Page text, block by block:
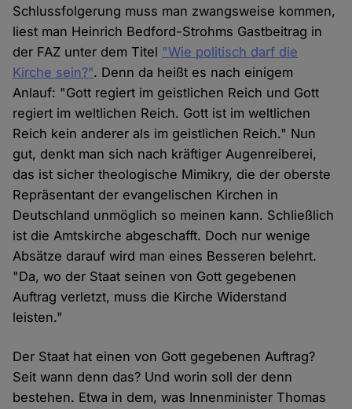
Schlussfolgerung muss man zwangsweise kommen,
liest man Heinrich Bedford-Strohms Gastbeitrag in
der FAZ unter dem Titel "Wie politisch darf die
Kirche sein?". Denn da heißt es nach einigem
Anlauf: "Gott regiert im geistlichen Reich und Gott
regiert im weltlichen Reich. Gott ist im weltlichen
Reich kein anderer als im geistlichen Reich." Nun
gut, denkt man sich nach kräftiger Augenreiberei,
das ist sicher theologische Mimikry, die der oberste
Repräsentant der evangelischen Kirchen in
Deutschland unmöglich so meinen kann. Schließlich
ist die Amtskirche abgeschafft. Doch nur wenige
Absätze darauf wird man eines Besseren belehrt.
"Da, wo der Staat seinen von Gott gegebenen
Auftrag verletzt, muss die Kirche Widerstand
leisten."
Der Staat hat einen von Gott gegebenen Auftrag?
Seit wann denn das? Und worin soll der denn
bestehen. Etwa in dem, was Innenminister Thomas